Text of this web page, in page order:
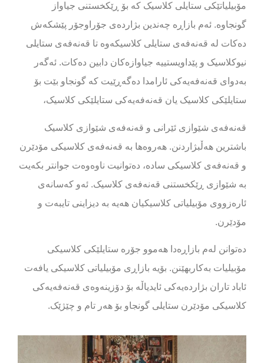
مۆبیلیاتێکی ستایلی کلاسیک کە بۆ ڕێکخستنی جیاواز
گونجاوە. ئەم بازاڕە چەندین بژاردەی جۆراوجۆر پێشکەش
دەکات لە قەنەفەی ستایلی کلاسیکەوە تا قەنەفەی ستایلی
نیوکلاسیک و پێداویستییە جیاوازەکان دابین دەکات. ئەگەر
بەدوای قەنەفەیەکی ئارامدا دەگەڕێیت کە گونجاو بێت بۆ
ستایلێکی کلاسیک یان قەنەفەیەکی ستایلێکی کلاسیک،
قەنەفەی شێوازی ئێرانی و قەنەفەی شێوازی کلاسیک
باشترین هەڵبژاردنن. هەروەها بە قەنەفەی کلاسیکی مۆدێرن
و قەنەفەی کلاسیکی سادە، دەتوانیت ناوەوەت جوانتر بکەیت
بە شێوازی ڕێکخستنی قەنەفەی کلاسیک. ئەو کەسانەی
ئارەزووی مۆبیلیاتی کلاسیکیان هەیە بە دیزاینی تایبەت و
مۆدێرن.
دەتوانن لەم بازاڕەدا هەموو جۆرە ستایلێکی کلاسیکی
مۆبیلیات بەکاربهێنن. بۆیە بازاڕی مۆبیلیاتی کلاسیکی یافەت
ئاباد تاران بژاردەیەکی ئایدیاڵە بۆ دۆزینەوەی قەنەفەیەکی
کلاسیکی مۆدێرن ستایلی گونجاو بۆ هەر تام و چێژێک.